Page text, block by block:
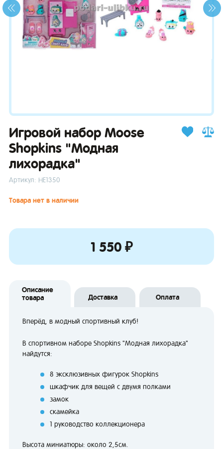
Игровой набор Moose
Shopkins "Модная
лихорадка"
Артикул: НЕ1350
Товара нет в наличии
1 550 ₽
Описание
товара
Доставка Оплата
Вперёд, в модный спортивный клуб!
В спортивном наборе Shopkins "Модная лихорадка"
найдутся:
8 эксклюзивных фигурок Shopkins
шкафчик для вещей с двумя полками
замок
скамейка
1 руководство коллекционера
Высота миниатюры: около 2,5см.